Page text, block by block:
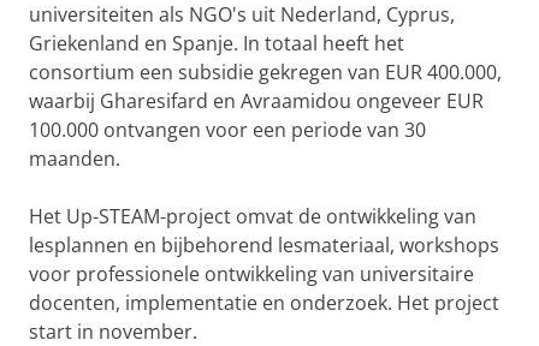
universiteiten als NGO's uit Nederland, Cyprus,
Griekenland en Spanje. In totaal heeft het
consortium een subsidie gekregen van EUR 400.000,
waarbij Gharesifard en Avraamidou ongeveer EUR
100.000 ontvangen voor een periode van 30
maanden.
Het Up-STEAM-project omvat de ontwikkeling van
lesplannen en bijbehorend lesmateriaal, workshops
voor professionele ontwikkeling van universitaire
docenten, implementatie en onderzoek. Het project
start in november.